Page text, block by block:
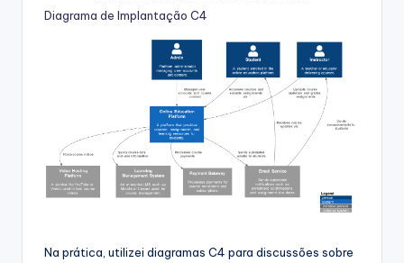
Diagrama de Implantação C4
Na prática, utilizei diagramas C4 para discussões sobre